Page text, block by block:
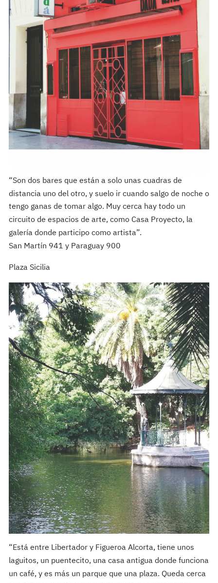
“Son dos bares que están a solo unas cuadras de
distancia uno del otro, y suelo ir cuando salgo de noche o
tengo ganas de tomar algo. Muy cerca hay todo un
circuito de espacios de arte, como Casa Proyecto, la
galería donde participo como artista”.
San Martín 941 y Paraguay 900
Plaza Sicilia
“Está entre Libertador y Figueroa Alcorta, tiene unos
laguitos, un puentecito, una casa antigua donde funciona
un café, y es más un parque que una plaza. Queda cerca